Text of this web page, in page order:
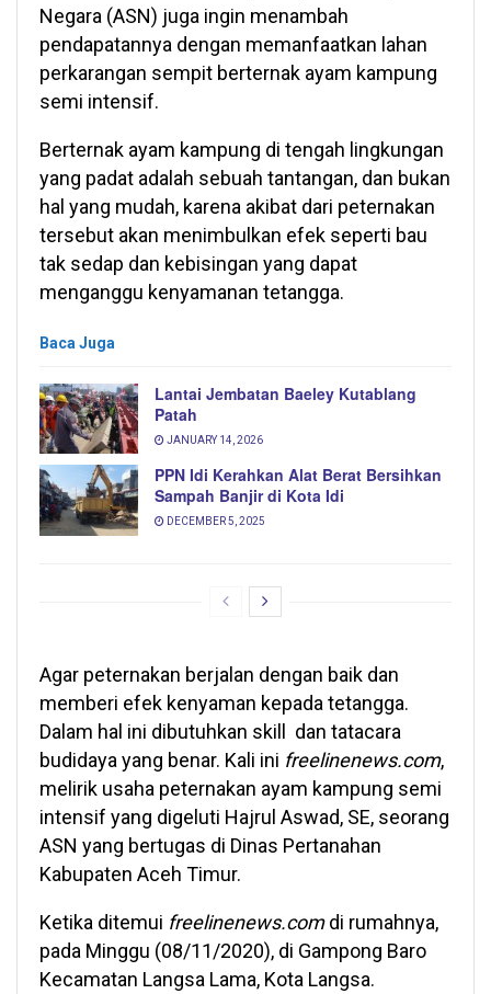
Negara (ASN) juga ingin menambah
pendapatannya dengan memanfaatkan lahan
perkarangan sempit berternak ayam kampung
semi intensif.
Berternak ayam kampung di tengah lingkungan
yang padat adalah sebuah tantangan, dan bukan
hal yang mudah, karena akibat dari peternakan
tersebut akan menimbulkan efek seperti bau
tak sedap dan kebisingan yang dapat
menganggu kenyamanan tetangga.
Baca Juga
Lantai Jembatan Baeley Kutablang
Patah
JANUARY 14, 2026
PPN Idi Kerahkan Alat Berat Bersihkan
Sampah Banjir di Kota Idi
DECEMBER 5, 2025
Agar peternakan berjalan dengan baik dan
memberi efek kenyaman kepada tetangga.
Dalam hal ini dibutuhkan skill dan tatacara
budidaya yang benar. Kali ini freelinenews.com,
melirik usaha peternakan ayam kampung semi
intensif yang digeluti Hajrul Aswad, SE, seorang
ASN yang bertugas di Dinas Pertanahan
Kabupaten Aceh Timur.
Ketika ditemui freelinenews.comdi rumahnya,
pada Minggu (08/11/2020), di Gampong Baro
Kecamatan Langsa Lama, Kota Langsa.